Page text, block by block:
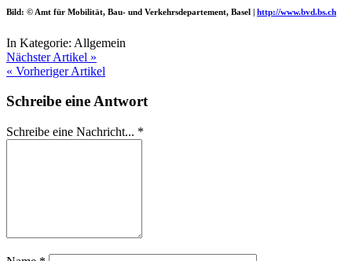
Bild: © Amt für Mobilität, Bau- und Verkehrsdepartement, Basel | http://www.bvd.bs.ch
In Kategorie: Allgemein
Nächster Artikel »
« Vorheriger Artikel
Schreibe eine Antwort
Schreibe eine Nachricht... *